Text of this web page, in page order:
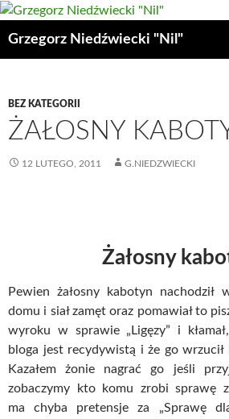
Przejdź
treści
Grzegorz Niedźwiecki "Nil"
BEZ KATEGORII
ŻAŁOSNY
12 LUTEGO, 2011 G.NIEDZWIECKI
Żałosny
Pewien żałosny kabotyn nachodził
domu i siał zamęt oraz pomawiał to
wyroku w sprawie „Ligęzy” i
bloga jest recydywistą i że go
Kazałem żonie nagrać go jeśli
zobaczymy kto komu zrobi sprawę
ma chyba pretensje za „Sprawę